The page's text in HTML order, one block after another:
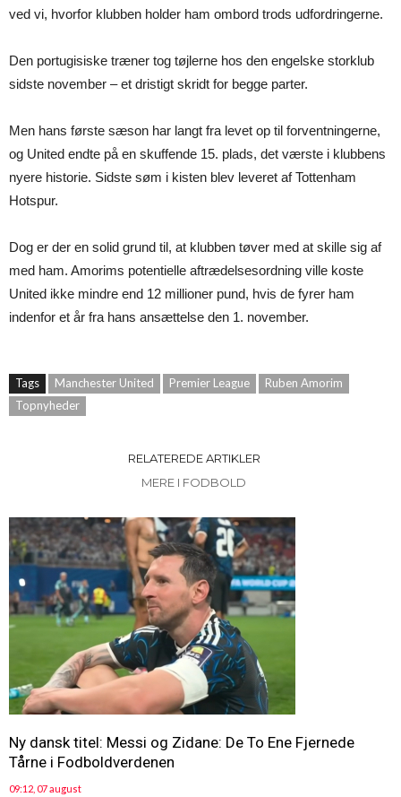
ved vi, hvorfor klubben holder ham ombord trods udfordringerne.
Den portugisiske træner tog tøjlerne hos den engelske storklub
sidste november – et dristigt skridt for begge parter.
Men hans første sæson har langt fra levet op til forventningerne,
og United endte på en skuffende 15. plads, det værste i klubbens
nyere historie. Sidste søm i kisten blev leveret af Tottenham
Hotspur.
Dog er der en solid grund til, at klubben tøver med at skille sig af
med ham. Amorims potentielle aftrædelsesordning ville koste
United ikke mindre end 12 millioner pund, hvis de fyrer ham
indenfor et år fra hans ansættelse den 1. november.
Tags Manchester United Premier League
Ruben Amorim
Topnyheder
RELATEREDE ARTIKLER
MERE I FODBOLD
Ny dansk titel: Messi og Zidane: De To Ene Fjernede
Tårne i Fodboldverdenen
09:12, 07 august